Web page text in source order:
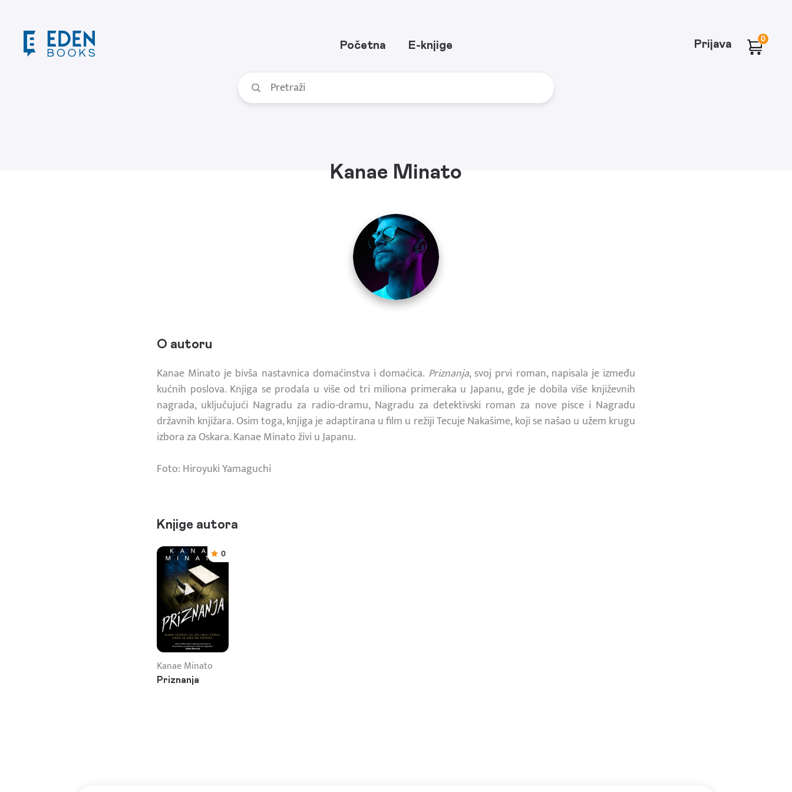
Početna E-knjige Prijava 0
Kanae Minato
O autoru
Kanae Minato je bivša nastavnica domaćinstva i domaćica. Priznanja, svoj prvi roman, napisala je između
kućnih poslova. Knjiga se prodala u više od tri miliona primeraka u Japanu, gde je dobila više književnih
nagrada, uključujući Nagradu za radio-dramu, Nagradu za detektivski roman za nove pisce i Nagradu
državnih knjižara. Osim toga, knjiga je adaptirana u film u režiji Tecuje Nakašime, koji se našao u užem krugu
izbora za Oskara. Kanae Minato živi u Japanu.
Foto: Hiroyuki Yamaguchi
Knjige autora
0
Kanae Minato
Priznanja